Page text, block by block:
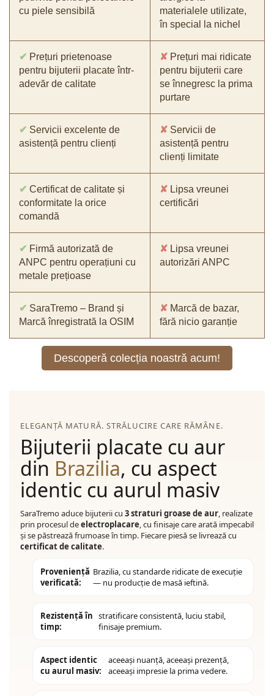
cu piele sensibilă
materialele utilizate,
în special la nichel
✔ Prețuri prietenoase
pentru bijuterii placate într-
adevăr de calitate
✘ Prețuri mai ridicate
pentru bijuterii care
se înnegresc la prima
purtare
✔ Servicii excelente de
asistență pentru clienți
✘ Servicii de
asistență pentru
clienți limitate
✔ Certificat de calitate și
conformitate la orice
comandă
✘ Lipsa vreunei
certificări
✔ Firmă autorizată de
ANPC pentru operațiuni cu
metale prețioase
✘ Lipsa vreunei
autorizări ANPC
✔ SaraTremo – Brand și
Marcă înregistrată la OSIM
✘ Marcă de bazar,
fără nicio garanție
Descoperă colecția noastră acum!
ELEGANȚĂ MATURĂ. STRĂLUCIRE CARE RĂMÂNE.
Bijuterii placate cu aur
din Brazilia, cu aspect
identic cu aurul masiv
SaraTremo aduce bijuterii cu 3 straturi groase de aur, realizate
prin procesul deelectroplacare, cu finisaje care arată impecabil
și se păstrează frumoase în timp. Fiecare piesă se livrează cu
certificat de calitate.
Proveniență
verificată:
Brazilia, cu standarde ridicate de execuție
— nu producție de masă ieftină.
Rezistență în
timp:
stratificare consistentă, luciu stabil,
finisaje premium.
Aspect identic
cu aurul masiv:
aceeași nuanță, aceeași prezență,
aceeași impresie la prima vedere.